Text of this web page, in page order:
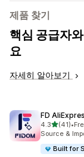
제품 찾기
핵심 공급자
요
자세히 알아보기
FD
4.3별 5개 중
(41)
총 리뷰 41개
•
Source &
Built for